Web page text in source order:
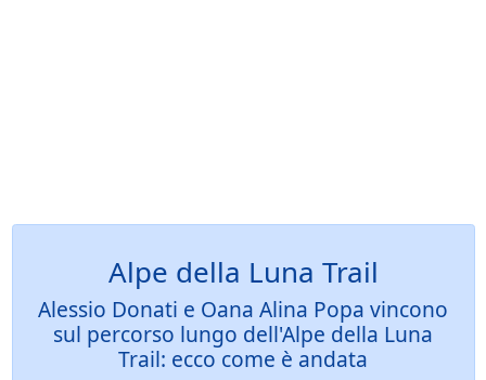
Alpe della Luna Trail
Alessio Donati e Oana Alina Popa vincono
sul percorso lungo dell'Alpe della Luna
Trail: ecco come è andata